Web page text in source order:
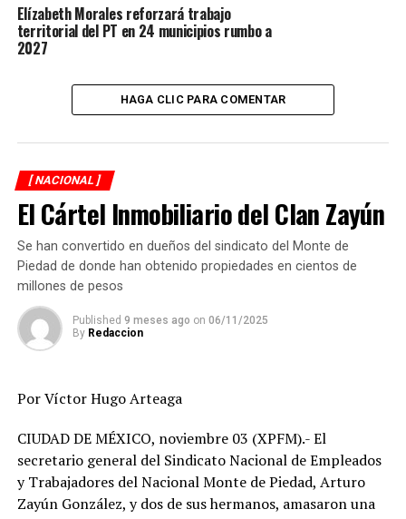
Y se estableció comunicación con el secretario de
Gobierno, Eric Cisneros y la fiscal general, Verónica
A partir de ahí se constituyó un equipo de la
Dicho equipo está desplegado y apoyando a la Fiscalía de
Veracruz luego de abrirse la carpeta de investigación
respectiva.
Dijo que se han realizado diferentes investigaciones,
ubicación de los probables responsables, es así que
puede afirmar que ya se logró la identificación de los
DESPUÉS
Exentan de aranceles de importación a la carne, papas y
otros productos
ANTES
Elízabeth Morales reforzará trabajo
territorial del PT en 24 municipios rumbo a
2027
HAGA CLIC PARA COMENTAR
[ NACIONAL ]
El Cártel Inmobiliario del Clan Zayún
Se han convertido en dueños del sindicato del Monte de
Piedad de donde han obtenido propiedades en cientos de
millones de pesos
Published 9 meses ago on 06/11/2025
By Redaccion
Por Víctor Hugo Arteaga
CIUDAD DE MÉXICO, noviembre 03 (XPFM).- El
secretario general del Sindicato Nacional de Empleados
y Trabajadores del Nacional Monte de Piedad, Arturo
Zayún González, y dos de sus hermanos, amasaron una